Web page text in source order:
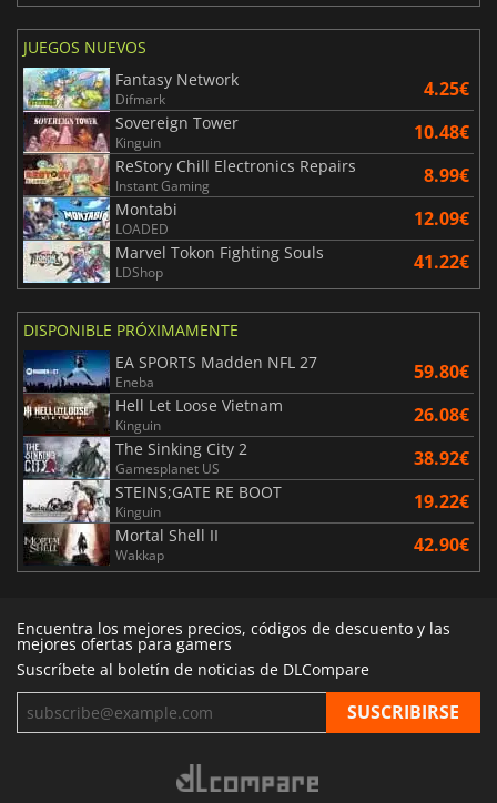
JUEGOS NUEVOS
Fantasy Network
Difmark 4.25€
Sovereign Tower
Kinguin 10.48€
ReStory Chill Electronics Repairs
Instant Gaming 8.99€
Montabi
LOADED 12.09€
Marvel Tokon Fighting Souls
LDShop 41.22€
DISPONIBLE PRÓXIMAMENTE
EA SPORTS Madden NFL 27
Eneba 59.80€
Hell Let Loose Vietnam
Kinguin 26.08€
The Sinking City 2
Gamesplanet US 38.92€
STEINS;GATE RE BOOT
Kinguin 19.22€
Mortal Shell II
Wakkap 42.90€
Encuentra los mejores precios, códigos de descuento y las
mejores ofertas para gamers
Suscríbete al boletín de noticias de DLCompare